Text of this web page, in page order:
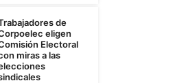
de
eligen
Electoral
miras a las